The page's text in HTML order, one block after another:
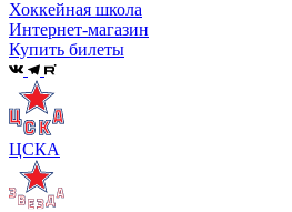
Хоккейная школа
Интернет-магазин
Купить билеты
ЦСКА